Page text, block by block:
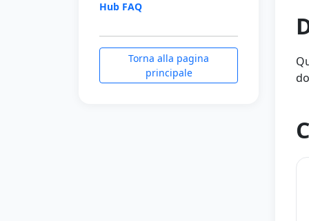
Hub FAQ
Torna alla pagina
principale